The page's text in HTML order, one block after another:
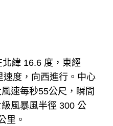
緯 16.6 度，東經
度，向西進行。中心
速每秒55公尺，瞬間
風暴風半徑 300 公
里。